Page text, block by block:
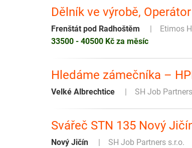
Dělník ve výrobě,
Frenštát pod Radhoštěm
Etimos
33500 - 40500 Kč za měsíc
Hledáme zámečníka –
Velké Albrechtice SH Job
Svářeč STN 135 Nový
Nový Jičín
SH Job Partners s.r.o.